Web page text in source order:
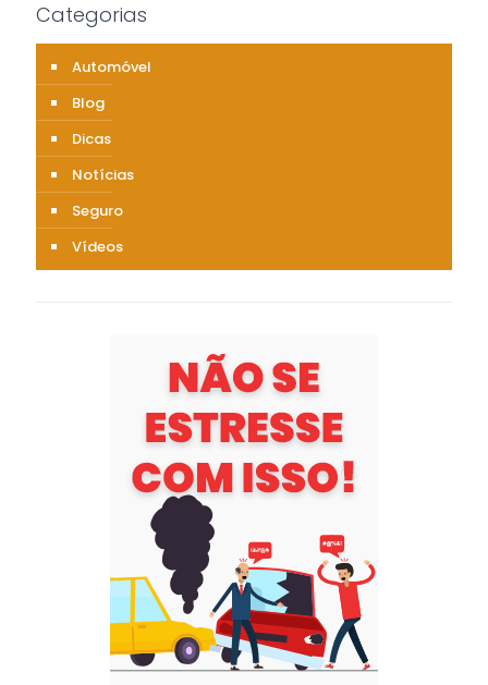
Categorias
Automóvel
Blog
Dicas
Notícias
Seguro
Vídeos